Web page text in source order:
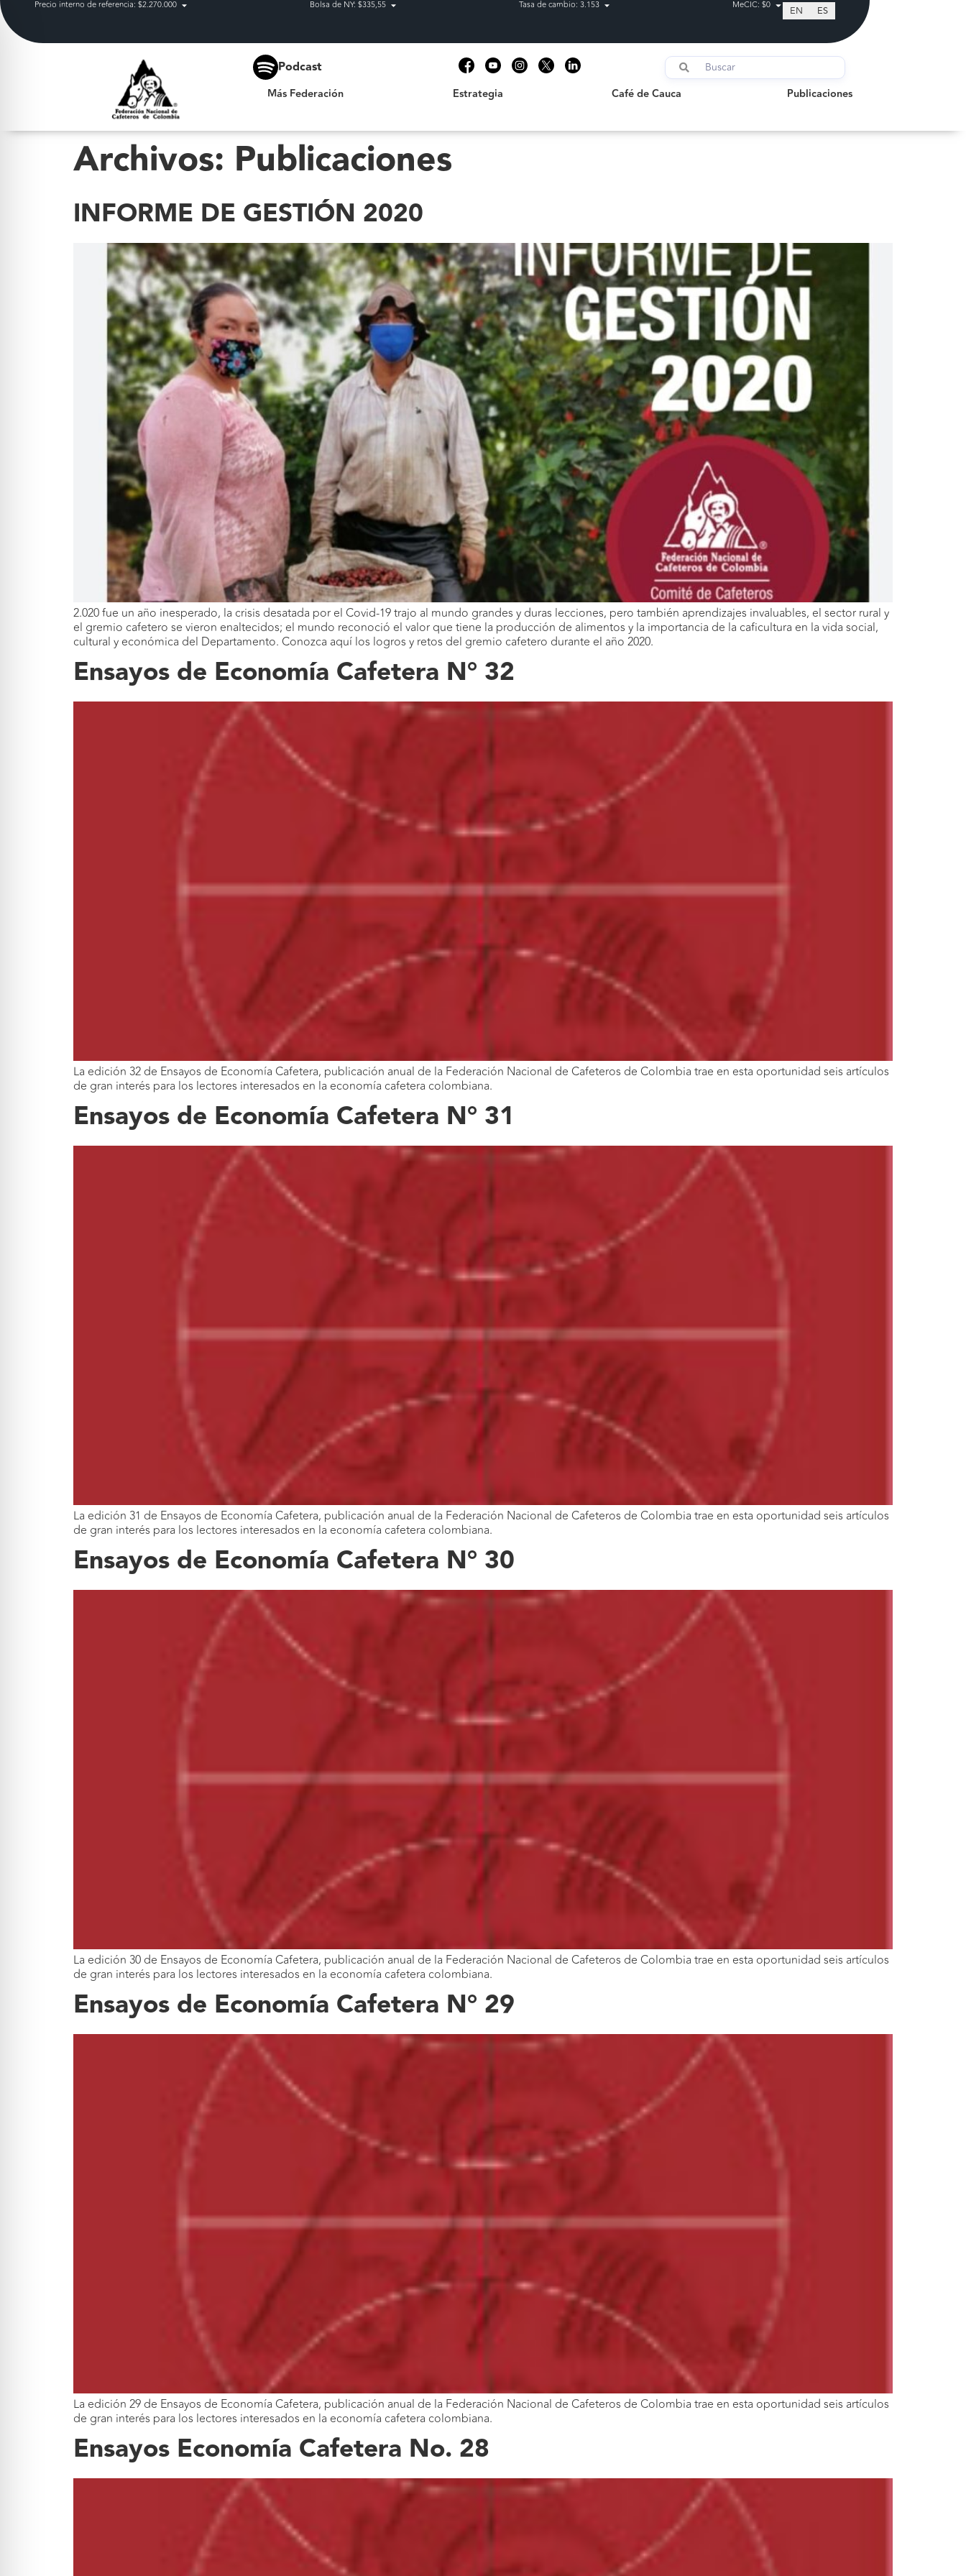
Precio interno de referencia: $2.270.000 Bolsa de NY: $335,55 Tasa de cambio: 3.153 MeCIC: $0 EN ES
Podcast
Más Federación Estrategia Café de Cauca Publicaciones
Publicaciones
Archivos: Publicaciones
INFORME DE GESTIÓN 2020
2.020 fue un año inesperado, la crisis desatada por el Covid-19 trajo al mundo grandes y duras lecciones, pero también aprendizajes invaluables, el sector rural y
el gremio cafetero se vieron enaltecidos; el mundo reconoció el valor que tiene la producción de alimentos y la importancia de la caficultura en la vida social,
cultural y económica del Departamento. Conozca aquí los logros y retos del gremio cafetero durante el año 2020.
Ensayos de Economía Cafetera N° 32
La edición 32 de Ensayos de Economía Cafetera, publicación anual de la Federación Nacional de Cafeteros de Colombia trae en esta oportunidad seis artículos
de gran interés para los lectores interesados en la economía cafetera colombiana.
Ensayos de Economía Cafetera N° 31
La edición 31 de Ensayos de Economía Cafetera, publicación anual de la Federación Nacional de Cafeteros de Colombia trae en esta oportunidad seis artículos
de gran interés para los lectores interesados en la economía cafetera colombiana.
Ensayos de Economía Cafetera N° 30
La edición 30 de Ensayos de Economía Cafetera, publicación anual de la Federación Nacional de Cafeteros de Colombia trae en esta oportunidad seis artículos
de gran interés para los lectores interesados en la economía cafetera colombiana.
Ensayos de Economía Cafetera N° 29
La edición 29 de Ensayos de Economía Cafetera, publicación anual de la Federación Nacional de Cafeteros de Colombia trae en esta oportunidad seis artículos
de gran interés para los lectores interesados en la economía cafetera colombiana.
Ensayos Economía Cafetera No. 28